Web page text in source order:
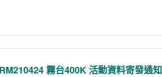
霧台400K 活動資料寄發通知